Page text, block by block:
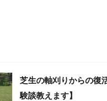
芝生の軸刈りからの復
験談教えます】